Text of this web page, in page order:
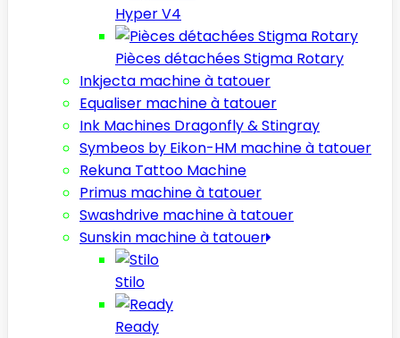
Hyper V4
Pièces détachées Stigma Rotary
Inkjecta machine à tatouer
Equaliser machine à tatouer
Ink Machines Dragonfly & Stingray
Symbeos by Eikon-HM machine à tatouer
Rekuna Tattoo Machine
Primus machine à tatouer
Swashdrive machine à tatouer
Sunskin machine à tatouer
Stilo
Ready